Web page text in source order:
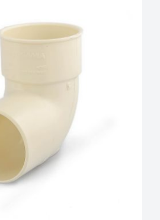
Tuberías y Accesorios de Desague